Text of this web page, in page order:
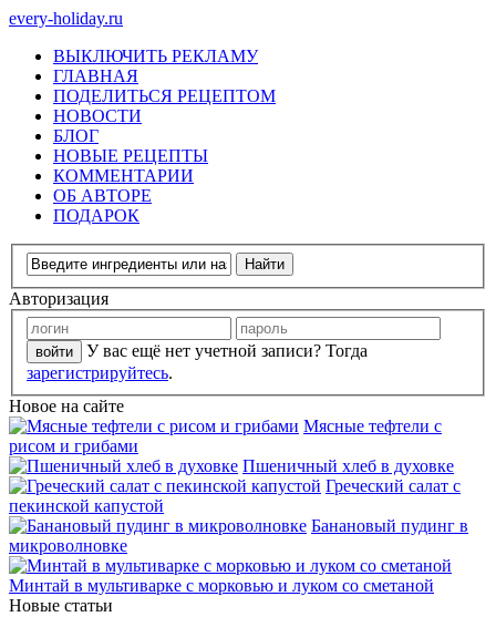
every-holiday.ru
ВЫКЛЮЧИТЬ РЕКЛАМУ
ГЛАВНАЯ
ПОДЕЛИТЬСЯ РЕЦЕПТОМ
НОВОСТИ
БЛОГ
НОВЫЕ РЕЦЕПТЫ
КОММЕНТАРИИ
ОБ АВТОРЕ
ПОДАРОК
Авторизация
У вас ещё нет учетной записи? Тогда
зарегистрируйтесь.
Новое на сайте
Мясные тефтели с
рисом и грибами
Пшеничный хлеб в духовке
Греческий салат с
пекинской капустой
Банановый пудинг в
микроволновке
Минтай в мультиварке с морковью и луком со сметаной
Новые статьи